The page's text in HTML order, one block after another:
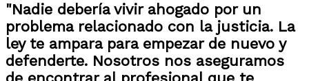
"Nadie debería vivir ahogado por un
problema relacionado con la justicia. La
ley te ampara para empezar de nuevo y
defenderte. Nosotros nos aseguramos